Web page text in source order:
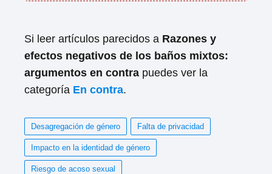
Si leer artículos parecidos a Razones y
efectos negativos de los baños mixtos:
argumentos en contra puedes ver la
categoría En contra.
Desagregación de género Falta de privacidad
Impacto en la identidad de género
Riesgo de acoso sexual